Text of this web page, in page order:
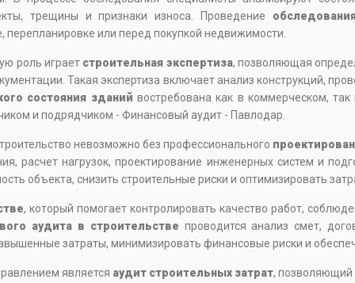
трещины и признаки износа. Проведение
или перед покупкой недвижимости.
роль играет строительная экспертиза, позволяющая
Такая экспертиза включает анализ конструкций,
состояния зданий востребована как в коммерческом,
и подрядчиком - Финансовый аудит - Павлодар.
невозможно без профессионального
расчет нагрузок, проектирование инженерных систем и
объекта, снизить строительные риски и оптимизировать
, который помогает контролировать качество работ,
аудита в строительстве проводится анализ смет,
затраты, минимизировать финансовые риски и
является аудит строительных затрат, позволяющий